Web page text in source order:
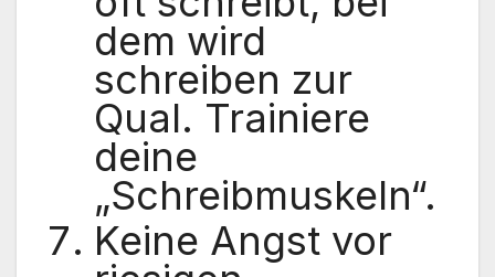
dem wird
schreiben zur
Qual. Trainiere
deine
„Schreibmuskeln“.
Keine Angst vor